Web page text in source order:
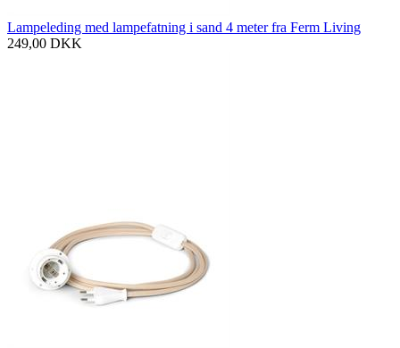
Lampeleding med lampefatning i sand 4 meter fra Ferm Living
249,00 DKK